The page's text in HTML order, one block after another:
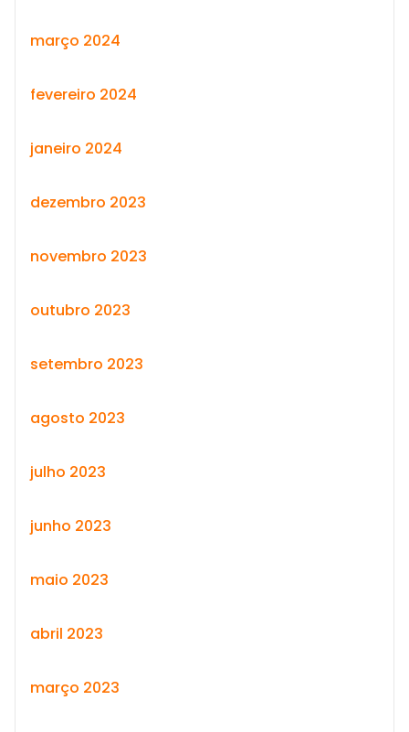
março 2024
fevereiro 2024
janeiro 2024
dezembro 2023
novembro 2023
outubro 2023
setembro 2023
agosto 2023
julho 2023
junho 2023
maio 2023
abril 2023
março 2023